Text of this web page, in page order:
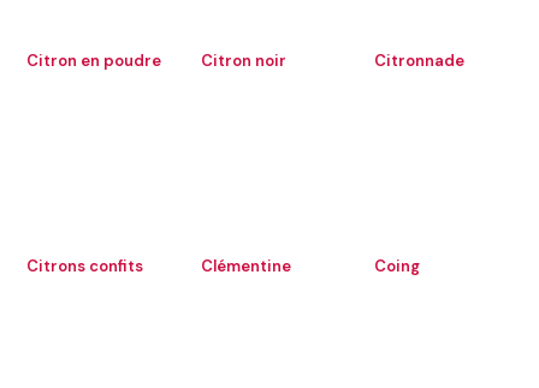
Citron en poudre Citron noir Citronnade
Citrons confits Clémentine Coing